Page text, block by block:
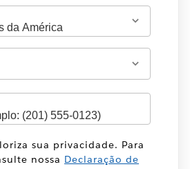
sua privacidade. Para
nossa Declaração de